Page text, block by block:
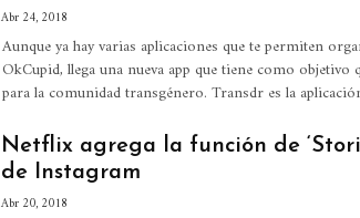
Abr 24, 2018
Aunque ya hay varias aplicaciones que te permiten
OkCupid, llega una nueva app que tiene como objetivo
para la comunidad transgénero. Transdr es la
Netflix agrega la función de
de Instagram
Abr 20, 2018